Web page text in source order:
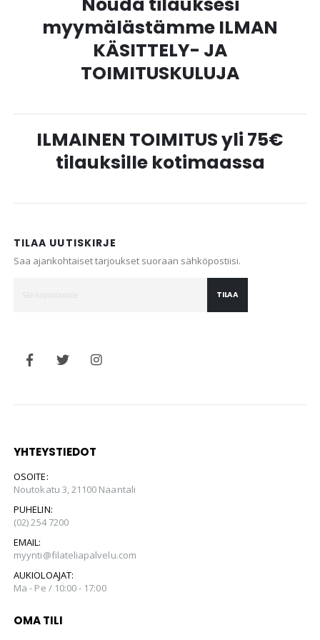
myymälästämme ILMAN
KÄSITTELY- JA
TOIMITUSKULUJA
ILMAINEN TOIMITUS yli 75€
tilauksille kotimaassa
TILAA UUTISKIRJE
Saa ajankohtaiset tarjoukset suoraan sähköpostiisi.
TILAA
YHTEYSTIEDOT
OSOITE:
Noutokatu 3, 21100 Naantali
PUHELIN:
(02) 254 7200
EMAIL:
myynti@filateliapalvelu.com
AUKIOLOAJAT:
Ma - Pe / 10:00 - 17:00
OMA TILI